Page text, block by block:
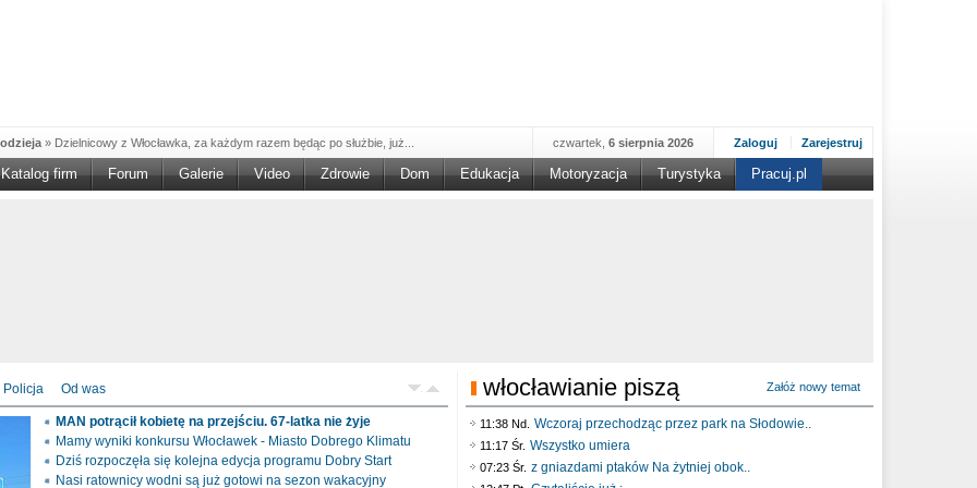
» Dzielnicowy z Włocławka, za każdym razem będąc po służbie, już...
w NGO'»Ruszył nabór w konkursie „Wsparcie Organizacji Wolontariatu w NGO –
» Od czerwca rozpoczął się nowy okres świadczeniowy 800 plus, który
» Policjanci ruchu drogowego przeprowadzili na drogach Włocławka i
Zaloguj Zarejestruj
czwartek, 6 sierpnia 2026
Katalog firm Forum Galerie Video Zdrowie Dom Edukacja Motoryzacja Turystyka Pracuj.pl
Policja Od was
MAN potrącił kobietę na przejściu. 67-latka nie żyje
Mamy wyniki konkursu Włocławek - Miasto Dobrego Klimatu
Dziś rozpoczęła się kolejna edycja programu Dobry Start
Nasi ratownicy wodni są już gotowi na sezon wakacyjny
włocławianie piszą Załóż nowy temat
11:38 Nd. Wczoraj przechodząc przez park na Słodowie..
11:17 Śr. Wszystko umiera
07:23 Śr. z gniazdami ptaków Na żytniej obok..